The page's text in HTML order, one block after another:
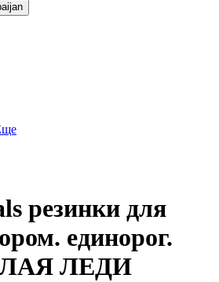
резинки для
единорог.
ЛЕДИ